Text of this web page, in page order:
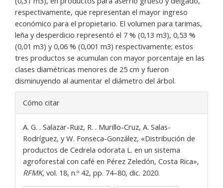
respectivamente, que representan el mayor ingreso
económico para el propietario. El volumen para tarimas,
leña y desperdicio representó el 7 % (0,13 m3), 0,53 %
(0,01 m3) y 0,06 % (0,001 m3) respectivamente; estos
tres productos se acumulan con mayor porcentaje en las
clases diamétricas menores de 25 cm y fueron
disminuyendo al aumentar el diámetro del árbol.
Detalles
del
artículo
Cómo citar
A. G. . Salazar-Ruiz, R. . Murillo-Cruz, A. Salas-
Rodríguez, y W. Fonseca-González, «Distribución de
productos de Cedrela odorata L. en un sistema
agroforestal con café en Pérez Zeledón, Costa Rica»,
RFMK, vol. 18, n.º 42, pp. 74–80, dic. 2020.